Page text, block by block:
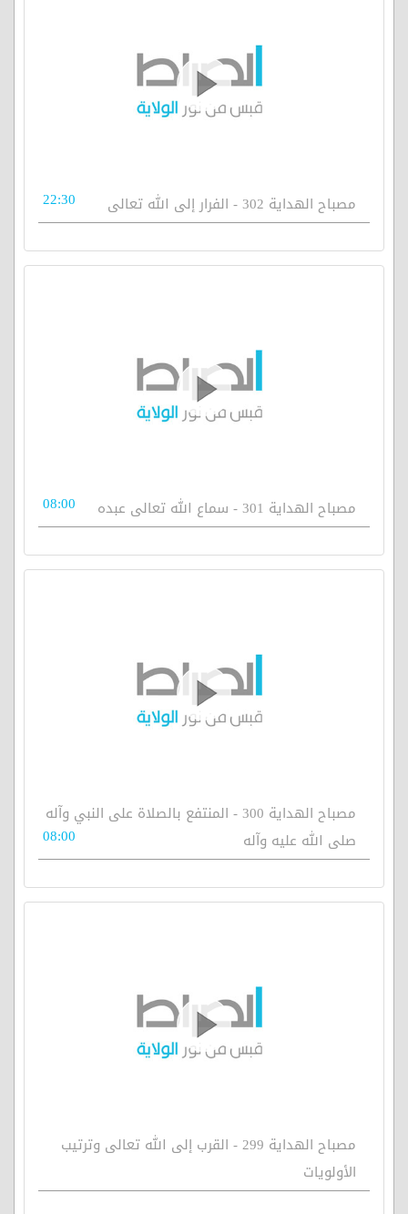
مصباح الهداية 302 - الفرار إلى الله تعالى 22:30
مصباح الهداية 301 - سماع الله تعالى عبده 08:00
مصباح الهداية 300 - المنتفع بالصلاة على النبي وآله
صلى الله عليه وآله
08:00
مصباح الهداية 299 - القرب إلى الله تعالى وترتيب
الأولويات